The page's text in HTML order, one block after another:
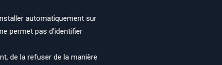
automatiquement sur
permet pas d’identifier
de la refuser de la manière